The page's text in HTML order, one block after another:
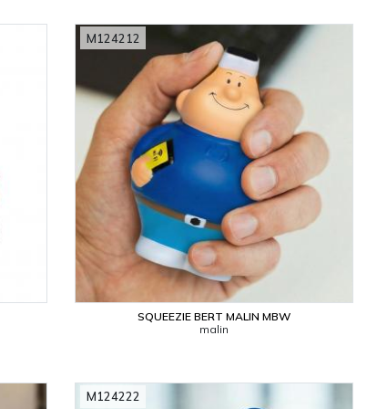
SQUEEZIE BERT MALIN MBW
malin
M124212
M124222